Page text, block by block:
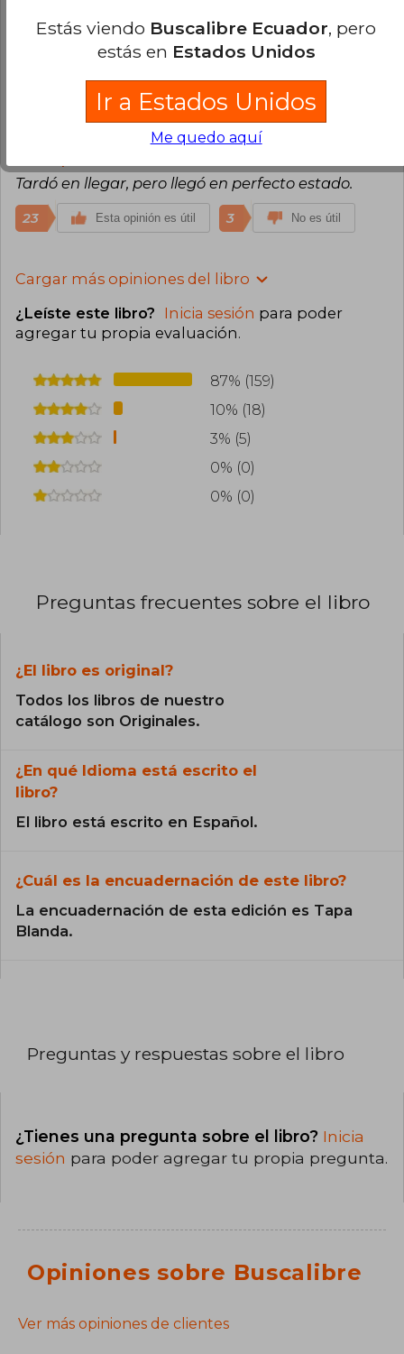
lo empecé a leer, y de igual forma maravilloso.
Cristian Alvarez
Miércoles 28 de
Tardó en llegar, pero llegó en perfecto estado.
23 Esta opinión es útil 3 No es útil
Cargar más opiniones del libro
¿Leíste este libro? Inicia sesión para poder
agregar tu propia evaluación.
87% (159)
10% (18)
3% (5)
0% (0)
0% (0)
Preguntas frecuentes sobre el libro
¿El libro es original?
Todos los libros de nuestro
catálogo son Originales.
¿En qué Idioma está escrito el
libro?
El libro está escrito en Español.
¿Cuál es la encuadernación de este libro?
La encuadernación de esta edición es Tapa
Blanda.
Preguntas y respuestas sobre el libro
¿Tienes una pregunta sobre el libro? Inicia
sesión para poder agregar tu propia pregunta.
Opiniones sobre Buscalibre
Ver más opiniones de clientes
Estás viendo Buscalibre Ecuador, pero
estás en Estados Unidos
Ir a Estados Unidos
Me quedo aquí